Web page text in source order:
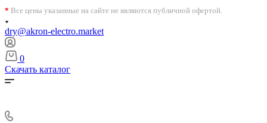
* Все цены указанные на сайте не являются публичной офертой.
dry@akron-electro.market
0
Скачать каталог